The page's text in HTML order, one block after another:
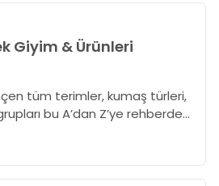
Giyim & Ürünleri
tüm terimler, kumaş türleri,
bu A’dan Z’ye rehberde
için kapsamlı bir